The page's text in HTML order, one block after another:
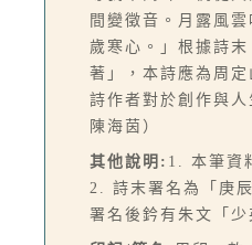
間變徵音。月露風
歲寒心。」根據詩
著」，本詩應為周
詩作者對於創作與
陳海茵）
其他說明: 1. 本筆資
2. 詩末署名為「庚
署名後鈐有朱文「少